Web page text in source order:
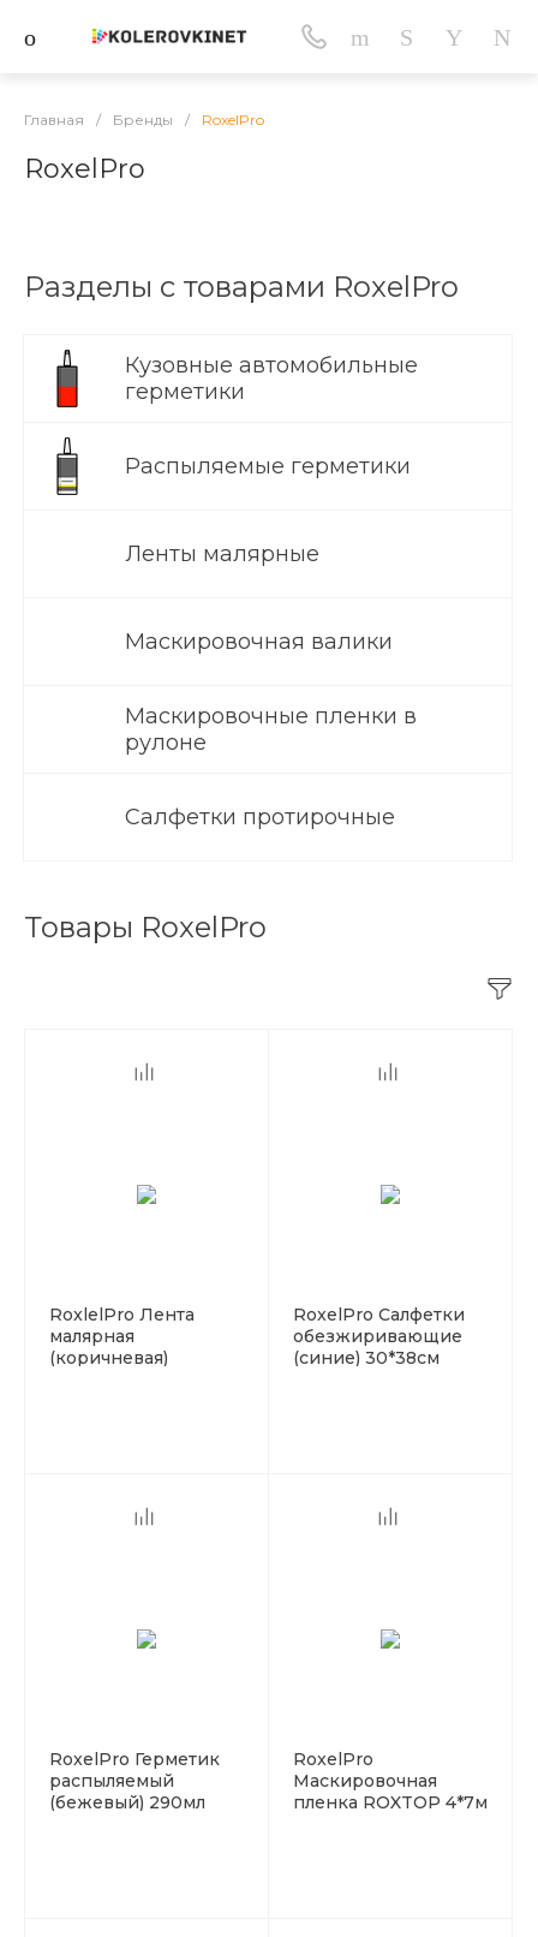
Главная / Бренды / RoxelPro
RoxelPro
Разделы с товарами RoxelPro
Кузовные автомобильные
герметики
Распыляемые герметики
Ленты малярные
Маскировочная валики
Маскировочные пленки в
рулоне
Салфетки протирочные
Товары RoxelPro
RoxlelPro Лента
малярная
(коричневая)
RoxelPro Салфетки
обезжиривающие
(синие) 30*38см
RoxelPro Герметик
распыляемый
(бежевый) 290мл
RoxelPro
Маскировочная
пленка ROXTOP 4*7м